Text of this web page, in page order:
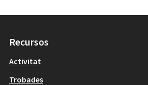
Recursos
Activitat
Trobades